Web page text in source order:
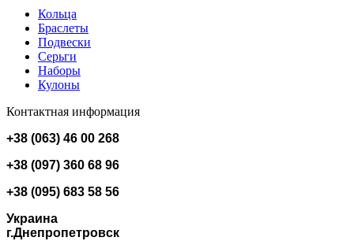
Кольца
Браслеты
Подвески
Серьги
Наборы
Кулоны
Контактная информация
+38 (063) 46 00 268
+38 (097) 360 68 96
+38 (095) 683 58 56
Украина
г.Днепропетровск